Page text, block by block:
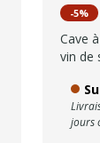
-5%
Cave
vin de
jours